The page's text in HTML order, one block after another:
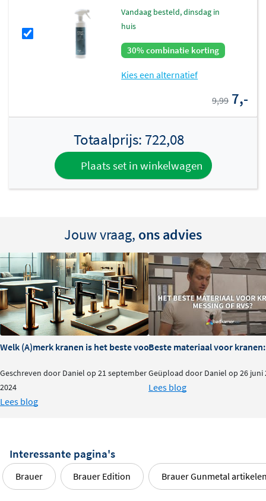
vandaag besteld, dinsdag in
huis
30% combinatie korting
Kies een alternatief
9,99 7,-
Totaalprijs: 722,08
Plaats set in winkelwagen
Jouw vraag, ons advies
Welk (A)merk kranen is het beste voor je badkamer?
Geschreven door Daniel op 21 september
2024
Lees blog
Beste materiaal voor kranen:
Geüpload door Daniel op 26 juni
Lees blog
Interessante pagina's
Brauer Brauer Edition Brauer Gunmetal